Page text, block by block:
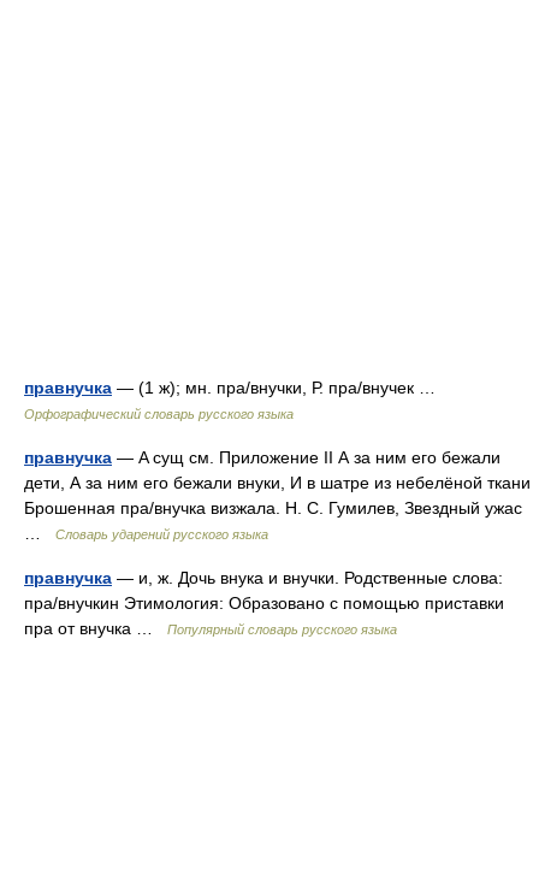
правнучка — (1 ж); мн. пра/внучки, Р. пра/внучек …
Орфографический словарь русского языка
правнучка — A сущ см. Приложение II А за ним его бежали
дети, А за ним его бежали внуки, И в шатре из небелёной ткани
Брошенная пра/внучка визжала. Н. С. Гумилев, Звездный ужас
Словарь ударений русского языка
правнучка — и, ж. Дочь внука и внучки. Родственные слова:
пра/внучкин Этимология: Образовано с помощью приставки
пра от внучка …
Популярный словарь русского языка